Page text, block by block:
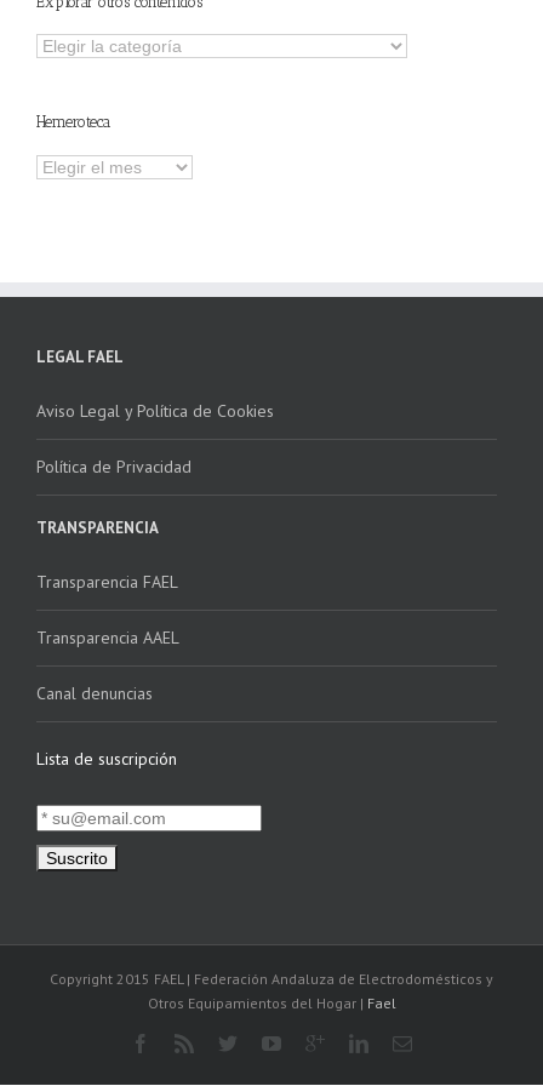
Explorar
Hemeroteca
Hemeroteca
LEGAL FAEL
Aviso Legal y Política de Cookies
Política de Privacidad
TRANSPARENCIA
Transparencia FAEL
Transparencia AAEL
Canal denuncias
Lista de suscripción
Copyright 2015 FAEL | Federación Andaluza de Electrodomésticos y
Otros Equipamientos del Hogar | Fael